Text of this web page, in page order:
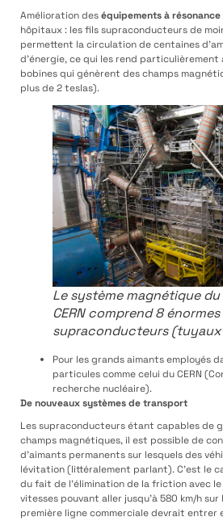
Amélioration deséquipements à
hôpitaux : les fils supraconducteurs de
permettent la circulation de centaines
d’énergie, ce qui les rend
bobines qui génèrent des champs
plus de 2 teslas).
Le système magnétique
CERN comprend 8
supraconducteurs (tuyaux
Pour les grands aimants employés
particules comme celui du CERN
recherche nucléaire).
De nouveaux systèmes de transport
Les supraconducteurs étant capables de
champs magnétiques, il est possible de
d’aimants permanents sur lesquels des
lévitation (littéralement parlant). C’est le
du fait de l’élimination de la friction avec
vitesses pouvant aller jusqu’à 580 km/h
première ligne commerciale devrait entrer